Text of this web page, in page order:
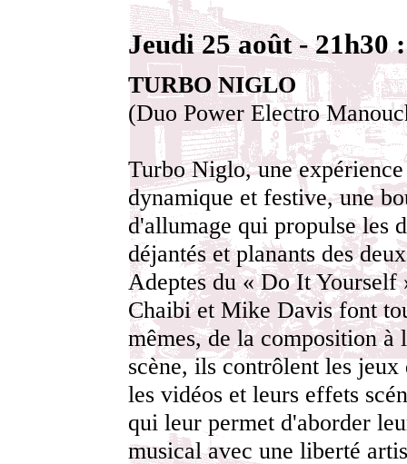
Jeudi 25 août - 21h30
TURBO NIGLO
(Duo Power Electro
Turbo Niglo, une
dynamique et festive, une
d'allumage qui propulse les
déjantés et planants des
Adeptes du « Do It Yourself
Chaibi et Mike Davis font
mêmes, de la composition à
scène, ils contrôlent les
les vidéos et leurs effets
qui leur permet d'aborder
musical avec une liberté